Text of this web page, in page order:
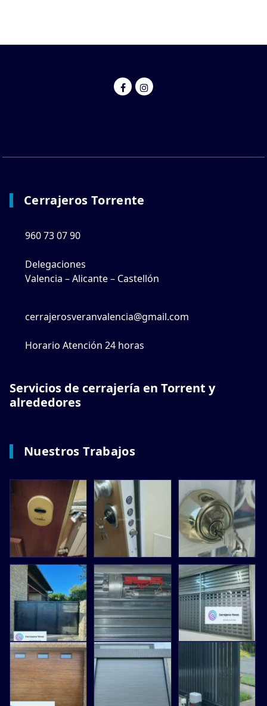
Cerrajeros Torrente
960 73 07 90
Delegaciones
Valencia – Alicante – Castellón
cerrajerosveranvalencia@gmail.com
Horario Atención 24 horas
Servicios de cerrajería en Torrent y
alrededores
Nuestros Trabajos